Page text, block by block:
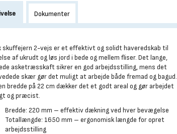
Dokumenter
skuffejern 2-vejs er et effektivt og solidt haveredskab til
af ukrudt og løs jord i bede og mellem fliser. Det lange,
asketræsskaft sikrer en god arbejdsstilling, mens det
skær gør det muligt at arbejde både fremad og bagud.
bredde på 22 cm dækker det et godt areal og gør arbejdet
og præcist.
Bredde: 220 mm – effektiv dækning ved hver bevægelse
Totallængde: 1650 mm – ergonomisk længde for opret
arbejdsstilling